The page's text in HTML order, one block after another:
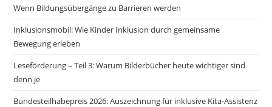
Wenn Bildungsübergänge zu Barrieren werden
Inklusionsmobil: Wie Kinder Inklusion durch gemeinsame
Bewegung erleben
Leseförderung – Teil 3: Warum Bilderbücher heute wichtiger sind
denn je
Bundesteilhabepreis 2026: Auszeichnung für inklusive Kita-Assistenz